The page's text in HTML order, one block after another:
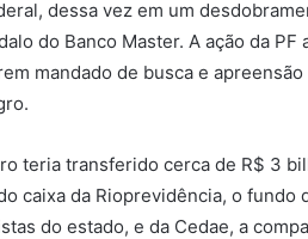
dessa vez em um
do Banco Master. A ação da PF
mandado de busca e
teria transferido cerca de R$ 3
caixa da Rioprevidência, o fundo
do estado, e da Cedae, a